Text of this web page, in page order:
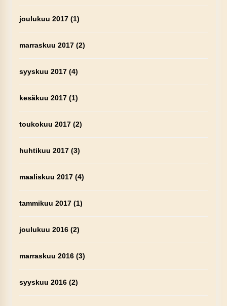
joulukuu 2017(1)
marraskuu 2017(2)
syyskuu 2017(4)
kesäkuu 2017(1)
toukokuu 2017(2)
huhtikuu 2017(3)
maaliskuu 2017(4)
tammikuu 2017(1)
joulukuu 2016(2)
marraskuu 2016(3)
syyskuu 2016(2)